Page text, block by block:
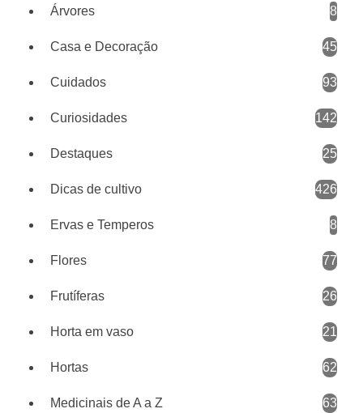
Árvores 8
Casa e Decoração 45
Cuidados 93
Curiosidades 142
Destaques 25
Dicas de cultivo 426
Ervas e Temperos 8
Flores 77
Frutíferas 26
Horta em vaso 21
Hortas 62
Medicinais de A a Z 63